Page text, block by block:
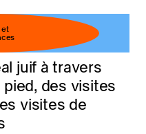
et
juif à travers
des visites
visites de